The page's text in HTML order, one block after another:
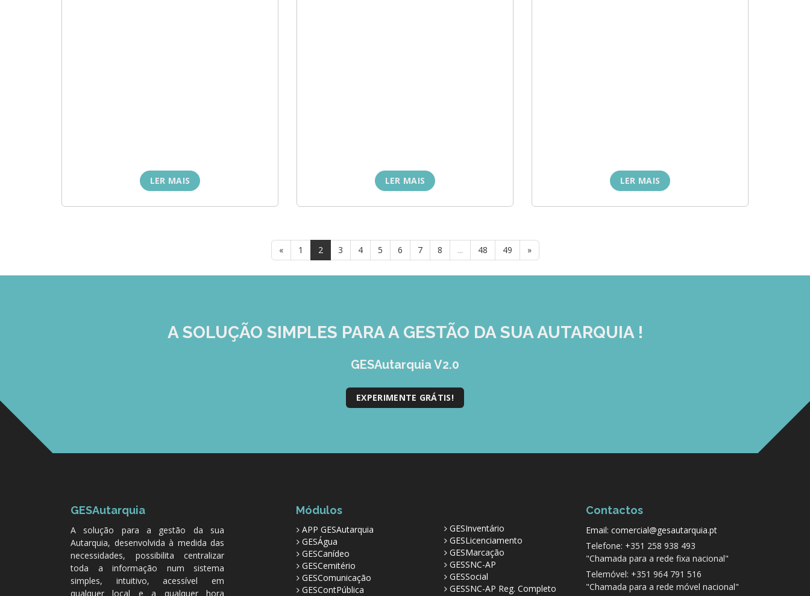
LER MAIS LER MAIS LER MAIS
« 1 2 3 4 5 6 7 8 ... 48 49 »
A SOLUÇÃO SIMPLES PARA A GESTÃO DA SUA AUTARQUIA !
GESAutarquia V2.0
EXPERIMENTE GRÁTIS!
GESAutarquia
A solução para a gestão da sua
Autarquia, desenvolvida à medida das
necessidades, possibilita centralizar
toda a informação num sistema
simples, intuitivo, acessível em
qualquer local e a qualquer hora
Módulos
APP GESAutarquia
GESÁgua
GESCanídeo
GESCemitério
GESComunicação
GESContPública
GESInventário
GESLicenciamento
GESMarcação
GESSNC-AP
GESSocial
GESSNC-AP Reg. Completo
Contactos
Email: comercial@gesautarquia.pt
Telefone: +351 258 938 493
"Chamada para a rede fixa nacional"
Telemóvel: +351 964 791 516
"Chamada para a rede móvel nacional"